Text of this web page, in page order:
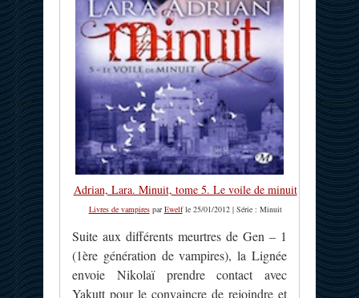
Adrian, Lara. Minuit, tome 5. Le voile de minuit
Livres de vampiresparEwelfle 25/01/2012 | Série : Minuit
Suite aux différents meurtres de Gen – 1
(1ère génération de vampires), la Lignée
envoie Nikolaï prendre contact avec
Yakutt pour le convaincre de rejoindre et